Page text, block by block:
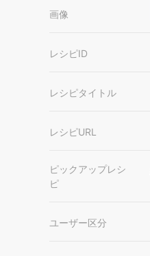
画像
レシピID
レシピタイトル
レシピURL
ピックアップレシ
ピ
ユーザー区分